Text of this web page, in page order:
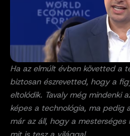
Ha az elmúlt évben követted a
biztosan észrevetted, hogy a
eltolódik. Tavaly még mindenki
képes a technológia, ma pedig
már az áll, hogy a mesterséges